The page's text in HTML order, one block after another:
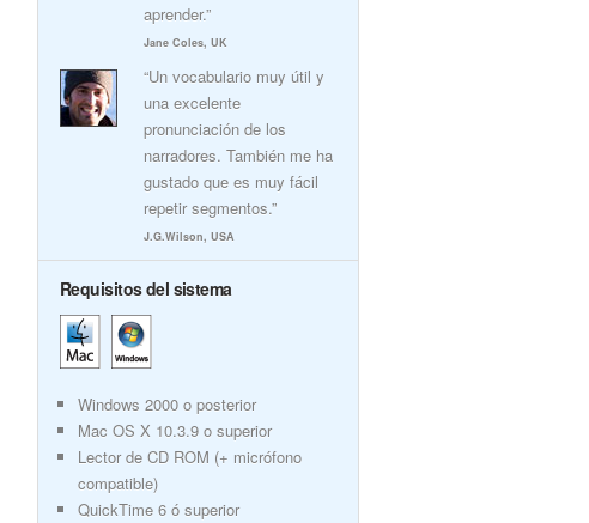
aprender.”
Jane Coles, UK
“Un vocabulario muy útil y
una excelente
pronunciación de los
narradores. También me ha
gustado que es muy fácil
repetir segmentos.”
J.G.Wilson, USA
Requisitos del sistema
Windows 2000 o posterior
Mac OS X 10.3.9 o superior
Lector de CD ROM (+ micrófono
compatible)
QuickTime 6 ó superior